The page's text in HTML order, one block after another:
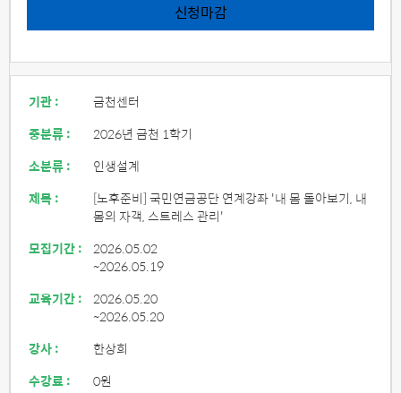
신청마감
기관 :
금천센터
중분류 :
2026년 금천 1학기
소분류 :
인생설계
제목 :
[노후준비] 국민연금공단 연계강좌 '내 몸 돌아보기, 내
몸의 자객, 스트레스 관리'
모집기간 : 2026.05.02
~2026.05.19
교육기간 : 2026.05.20
~2026.05.20
강사 :
한상희
수강료 :
0원